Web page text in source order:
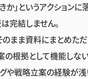
か」というアクション
完結しません。
まま資料にまとめた
根拠として機能しない
や戦略立案の経験が